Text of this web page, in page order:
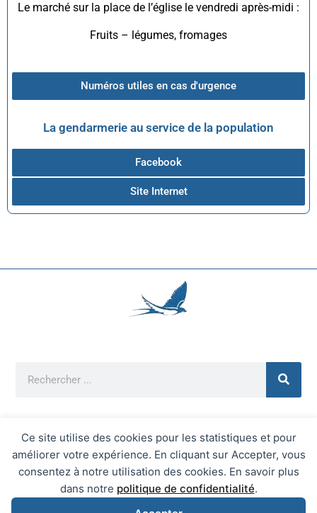
Ce site utilise des cookies pour les statistiques et pour
améliorer votre expérience. En cliquant sur Accepter, vous
consentez à notre utilisation des cookies. En savoir plus
dans notre politique de confidentialité.
Le marché sur la place de l’église le vendredi après-midi :
Fruits – légumes, fromages
Numéros utiles en cas d'urgence
La gendarmerie au service de la population
Facebook
Site Internet
Mentions Légales
Mairie d'Écrainville © 2026 Tous Droits Réservés